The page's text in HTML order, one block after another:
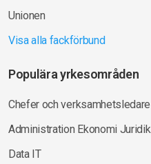
Unionen
Visa alla fackförbund
Populära yrkesområden
Chefer och verksamhetsledare
Administration Ekonomi Juridik
Data IT